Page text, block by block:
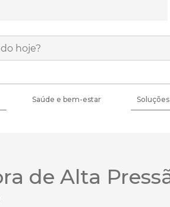
Saúde e bem-estar
de Alta